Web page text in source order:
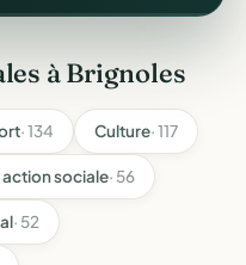
à Brignoles
· 134 Culture· 117
action sociale· 56
· 52